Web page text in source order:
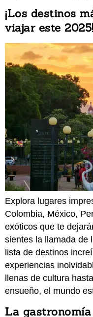
¡Los destinos
viajar este 2025!
Explora lugares
Colombia, México,
exóticos que te
sientes la llamada de
lista de destinos
experiencias
llenas de cultura
ensueño, el mundo
La